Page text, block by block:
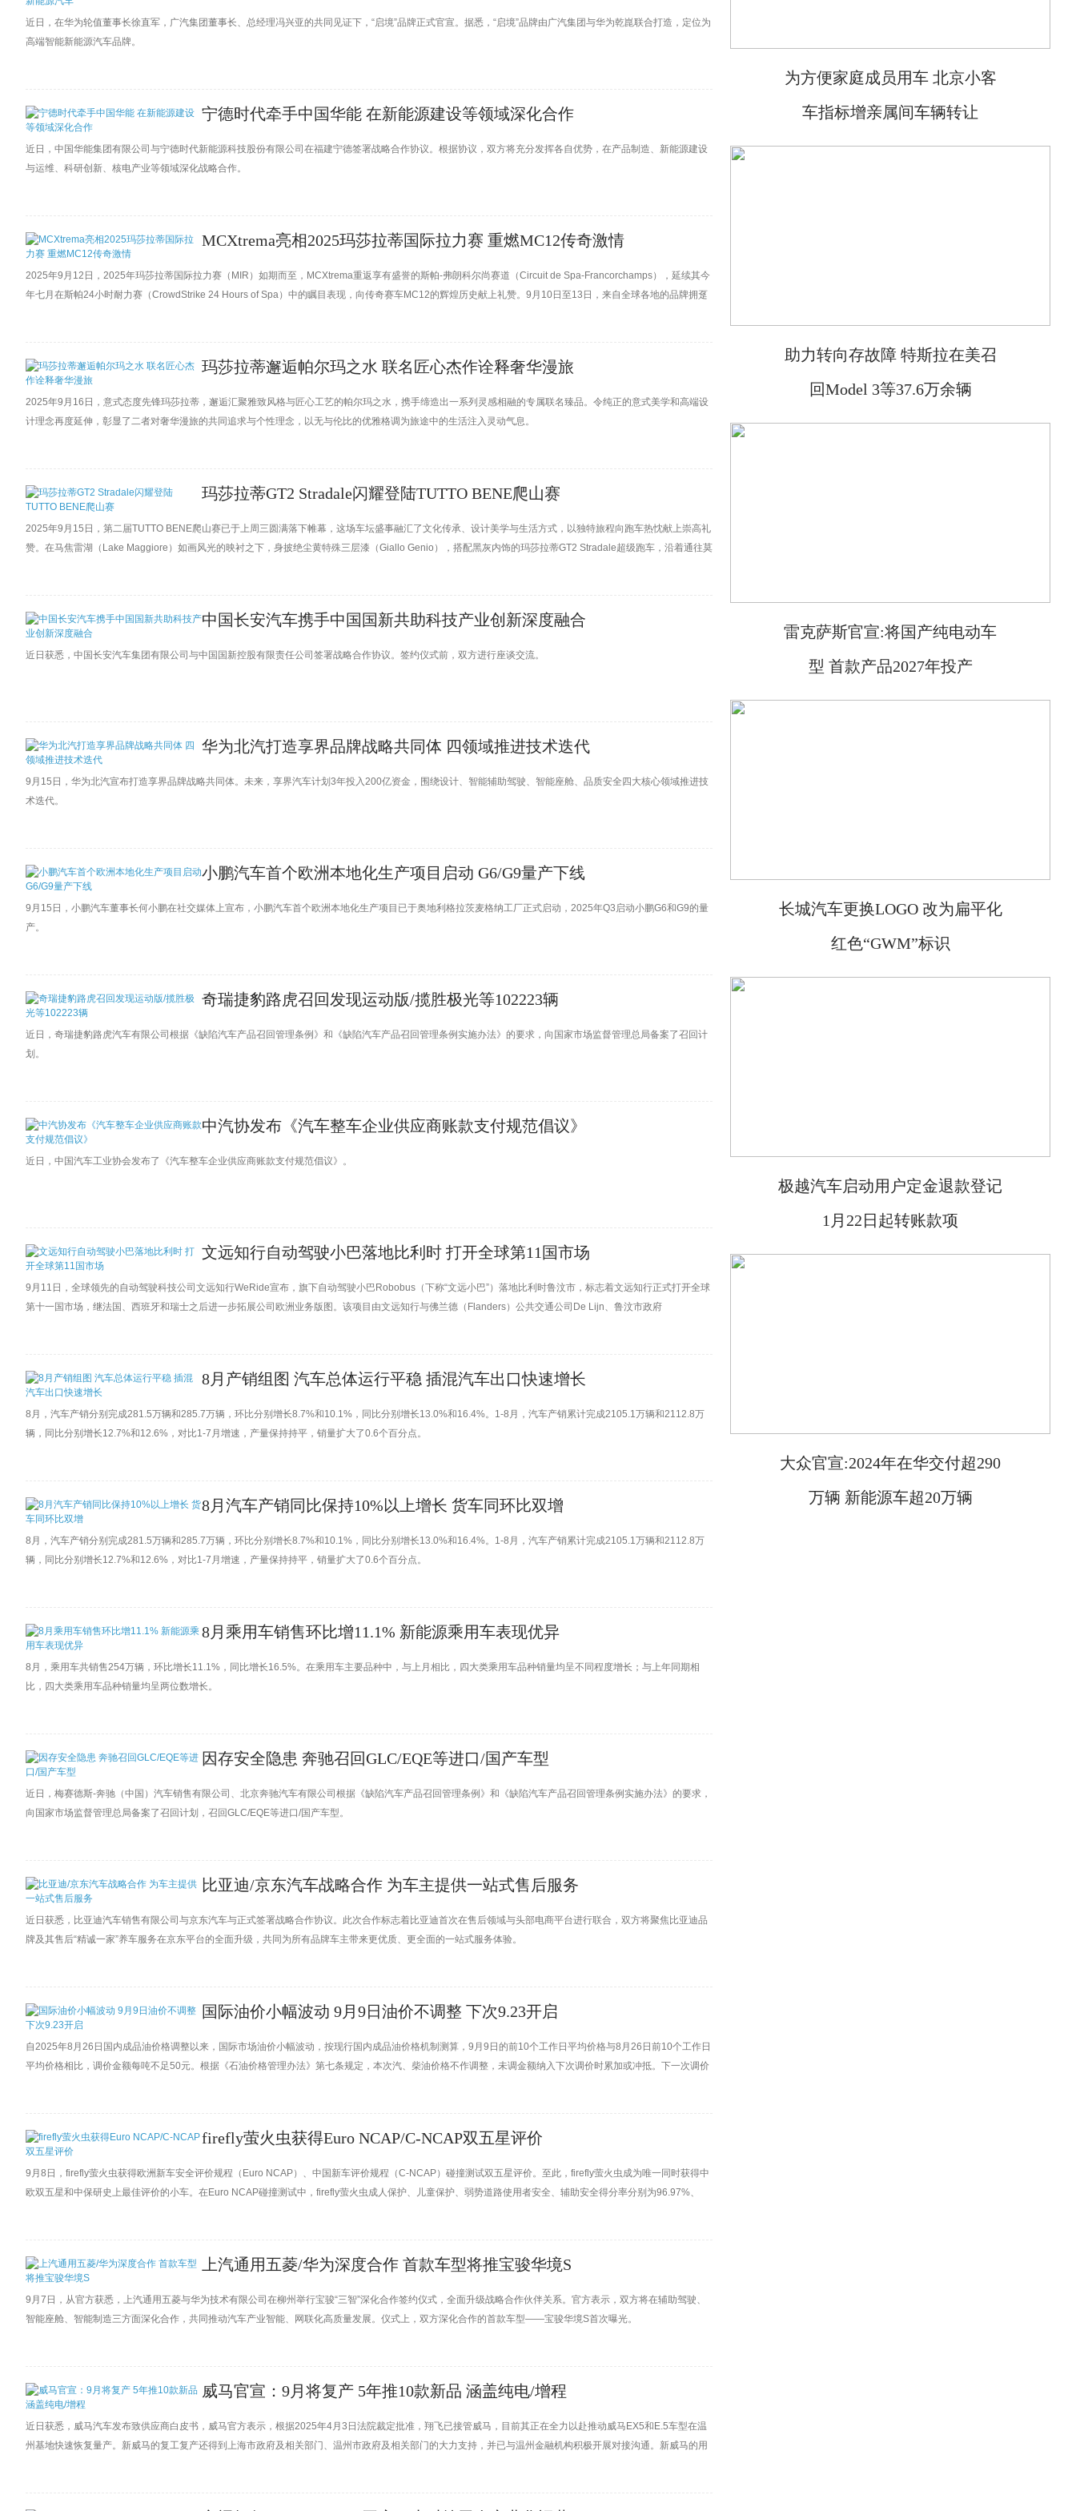
近日，在华为轮值董事长徐直军，广汽集团董事长、总经理冯兴亚的共同见证下，“启境”品牌正式官宣。据悉，“启境”品牌由广汽集团与华为乾崑联合打造，定位为
高端智能新能源汽车品牌。
宁德时代牵手中国华能 在新能源建设等领域深化合作
近日，中国华能集团有限公司与宁德时代新能源科技股份有限公司在福建宁德签署战略合作协议。根据协议，双方将充分发挥各自优势，在产品制造、新能源建设
与运维、科研创新、核电产业等领域深化战略合作。
MCXtrema亮相2025玛莎拉蒂国际拉力赛 重燃MC12传奇激情
2025年9月12日，2025年玛莎拉蒂国际拉力赛（MIR）如期而至，MCXtrema重返享有盛誉的斯帕-弗朗科尔尚赛道（Circuit de Spa-Francorchamps），延续其今
年七月在斯帕24小时耐力赛（CrowdStrike 24 Hours of Spa）中的瞩目表现，向传奇赛车MC12的辉煌历史献上礼赞。9月10日至13日，来自全球各地的品牌拥趸
玛莎拉蒂邂逅帕尔玛之水 联名匠心杰作诠释奢华漫旅
2025年9月16日，意式态度先锋玛莎拉蒂，邂逅汇聚雅致风格与匠心工艺的帕尔玛之水，携手缔造出一系列灵感相融的专属联名臻品。令纯正的意式美学和高端设
计理念再度延伸，彰显了二者对奢华漫旅的共同追求与个性理念，以无与伦比的优雅格调为旅途中的生活注入灵动气息。
玛莎拉蒂GT2 Stradale闪耀登陆TUTTO BENE爬山赛
2025年9月15日，第二届TUTTO BENE爬山赛已于上周三圆满落下帷幕，这场车坛盛事融汇了文化传承、设计美学与生活方式，以独特旅程向跑车热忱献上崇高礼
赞。在马焦雷湖（Lake Maggiore）如画风光的映衬之下，身披绝尘黄特殊三层漆（Giallo Genio），搭配黑灰内饰的玛莎拉蒂GT2 Stradale超级跑车，沿着通往莫
中国长安汽车携手中国国新共助科技产业创新深度融合
近日获悉，中国长安汽车集团有限公司与中国国新控股有限责任公司签署战略合作协议。签约仪式前，双方进行座谈交流。
华为北汽打造享界品牌战略共同体 四领域推进技术迭代
9月15日，华为北汽宣布打造享界品牌战略共同体。未来，享界汽车计划3年投入200亿资金，围绕设计、智能辅助驾驶、智能座舱、品质安全四大核心领域推进技
术迭代。
小鹏汽车首个欧洲本地化生产项目启动 G6/G9量产下线
9月15日，小鹏汽车董事长何小鹏在社交媒体上宣布，小鹏汽车首个欧洲本地化生产项目已于奥地利格拉茨麦格纳工厂正式启动，2025年Q3启动小鹏G6和G9的量
产。
奇瑞捷豹路虎召回发现运动版/揽胜极光等102223辆
近日，奇瑞捷豹路虎汽车有限公司根据《缺陷汽车产品召回管理条例》和《缺陷汽车产品召回管理条例实施办法》的要求，向国家市场监督管理总局备案了召回计
划。
中汽协发布《汽车整车企业供应商账款支付规范倡议》
近日，中国汽车工业协会发布了《汽车整车企业供应商账款支付规范倡议》。
文远知行自动驾驶小巴落地比利时 打开全球第11国市场
9月11日，全球领先的自动驾驶科技公司文远知行WeRide宣布，旗下自动驾驶小巴Robobus（下称“文远小巴”）落地比利时鲁汶市，标志着文远知行正式打开全球
第十一国市场，继法国、西班牙和瑞士之后进一步拓展公司欧洲业务版图。该项目由文远知行与佛兰德（Flanders）公共交通公司De Lijn、鲁汶市政府
8月产销组图 汽车总体运行平稳 插混汽车出口快速增长
8月，汽车产销分别完成281.5万辆和285.7万辆，环比分别增长8.7%和10.1%，同比分别增长13.0%和16.4%。1-8月，汽车产销累计完成2105.1万辆和2112.8万
辆，同比分别增长12.7%和12.6%，对比1-7月增速，产量保持持平，销量扩大了0.6个百分点。
8月汽车产销同比保持10%以上增长 货车同环比双增
8月，汽车产销分别完成281.5万辆和285.7万辆，环比分别增长8.7%和10.1%，同比分别增长13.0%和16.4%。1-8月，汽车产销累计完成2105.1万辆和2112.8万
辆，同比分别增长12.7%和12.6%，对比1-7月增速，产量保持持平，销量扩大了0.6个百分点。
8月乘用车销售环比增11.1% 新能源乘用车表现优异
8月，乘用车共销售254万辆，环比增长11.1%，同比增长16.5%。在乘用车主要品种中，与上月相比，四大类乘用车品种销量均呈不同程度增长；与上年同期相
比，四大类乘用车品种销量均呈两位数增长。
因存安全隐患 奔驰召回GLC/EQE等进口/国产车型
近日，梅赛德斯-奔驰（中国）汽车销售有限公司、北京奔驰汽车有限公司根据《缺陷汽车产品召回管理条例》和《缺陷汽车产品召回管理条例实施办法》的要求，
向国家市场监督管理总局备案了召回计划，召回GLC/EQE等进口/国产车型。
比亚迪/京东汽车战略合作 为车主提供一站式售后服务
近日获悉，比亚迪汽车销售有限公司与京东汽车与正式签署战略合作协议。此次合作标志着比亚迪首次在售后领域与头部电商平台进行联合，双方将聚焦比亚迪品
牌及其售后“精诚一家”养车服务在京东平台的全面升级，共同为所有品牌车主带来更优质、更全面的一站式服务体验。
国际油价小幅波动 9月9日油价不调整 下次9.23开启
自2025年8月26日国内成品油价格调整以来，国际市场油价小幅波动，按现行国内成品油价格机制测算，9月9日的前10个工作日平均价格与8月26日前10个工作日
平均价格相比，调价金额每吨不足50元。根据《石油价格管理办法》第七条规定，本次汽、柴油价格不作调整，未调金额纳入下次调价时累加或冲抵。下一次调价
firefly萤火虫获得Euro NCAP/C-NCAP双五星评价
9月8日，firefly萤火虫获得欧洲新车安全评价规程（Euro NCAP）、中国新车评价规程（C-NCAP）碰撞测试双五星评价。至此，firefly萤火虫成为唯一同时获得中
欧双五星和中保研史上最佳评价的小车。在Euro NCAP碰撞测试中，firefly萤火虫成人保护、儿童保护、弱势道路使用者安全、辅助安全得分率分别为96.97%、
上汽通用五菱/华为深度合作 首款车型将推宝骏华境S
9月7日，从官方获悉，上汽通用五菱与华为技术有限公司在柳州举行宝骏“三智”深化合作签约仪式，全面升级战略合作伙伴关系。官方表示，双方将在辅助驾驶、
智能座舱、智能制造三方面深化合作，共同推动汽车产业智能、网联化高质量发展。仪式上，双方深化合作的首款车型——宝骏华境S首次曝光。
威马官宣：9月将复产 5年推10款新品 涵盖纯电/增程
近日获悉，威马汽车发布致供应商白皮书，威马官方表示，根据2025年4月3日法院裁定批准，翔飞已接管威马，目前其正在全力以赴推动威马EX5和E.5车型在温
州基地快速恢复量产。新威马的复工复产还得到上海市政府及相关部门、温州市政府及相关部门的大力支持，并已与温州金融机构积极开展对接沟通。新威马的用
为方便家庭成员用车 北京小客
车指标增亲属间车辆转让
助力转向存故障 特斯拉在美召
回Model 3等37.6万余辆
雷克萨斯官宣:将国产纯电动车
型 首款产品2027年投产
长城汽车更换LOGO 改为扁平化
红色“GWM”标识
极越汽车启动用户定金退款登记
1月22日起转账款项
大众官宣:2024年在华交付超290
万辆 新能源车超20万辆